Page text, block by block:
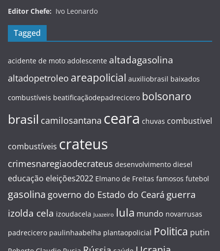
Editor Chefe: Ivo Leonardo
Tagged
acidente de moto adolescente altadagasolina
altadopetroleo areapolicial auxiliobrasil baixados
combustíveis beatificaçãodepadrecicero bolsonaro
brasil camilosantana ceara chuvas combustivel
combustíveis crateus
crimesnaregiaodecrateus desenvolvimento diesel
educação eleições2022 Elmano de Freitas famosos futebol
gasolina governo do Estado do Ceará guerra
izolda cela izoudacela Juazeiro lula mundo novarrusas
padrecicero paulinhaabelha plantaopolicial Politica putin